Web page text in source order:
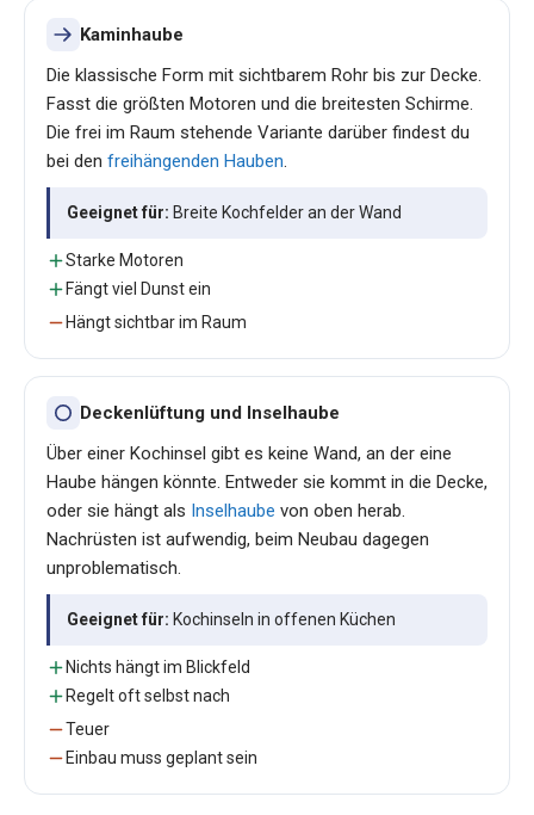
Kaminhaube
Die klassische Form mit sichtbarem Rohr bis zur Decke.
Fasst die größten Motoren und die breitesten Schirme.
Die frei im Raum stehende Variante darüber findest du
bei den freihängenden Hauben.
Geeignet für: Breite Kochfelder an der Wand
Starke Motoren
Fängt viel Dunst ein
Hängt sichtbar im Raum
Deckenlüftung und Inselhaube
Über einer Kochinsel gibt es keine Wand, an der eine
Haube hängen könnte. Entweder sie kommt in die Decke,
oder sie hängt als Inselhaube von oben herab.
Nachrüsten ist aufwendig, beim Neubau dagegen
unproblematisch.
Geeignet für: Kochinseln in offenen Küchen
Nichts hängt im Blickfeld
Regelt oft selbst nach
Teuer
Einbau muss geplant sein